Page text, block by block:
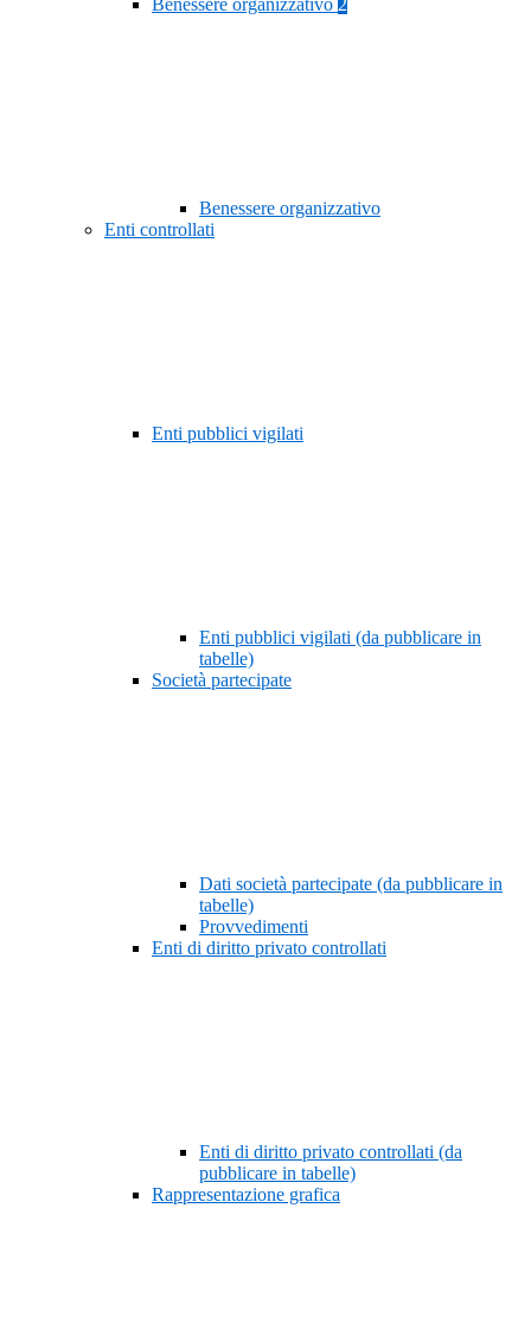
Benessere organizzativo 2
Benessere organizzativo
Enti controllati
Enti pubblici vigilati
Enti pubblici vigilati (da pubblicare in
tabelle)
Società partecipate
Dati società partecipate (da pubblicare in
tabelle)
Provvedimenti
Enti di diritto privato controllati
Enti di diritto privato controllati (da
pubblicare in tabelle)
Rappresentazione grafica